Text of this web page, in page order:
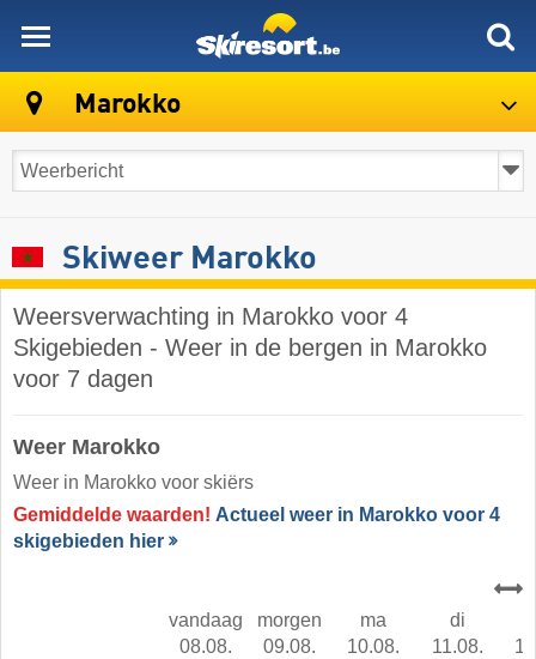
Marokko
Skiweer Marokko
Weersverwachting in Marokko voor 4
Skigebieden - Weer in de bergen in Marokko
voor 7 dagen
Weer Marokko
Weer in Marokko voor skiërs
Gemiddelde waarden! Actueel weer in Marokko voor 4
skigebieden hier
vandaag
08.08.
morgen
09.08.
ma
10.08.
di
11.08.